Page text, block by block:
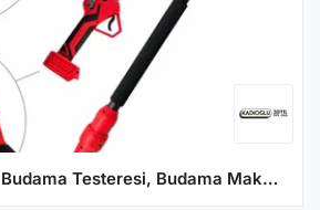
Dakkin DLJ Şarjlı Budama Testeresi, Budama Makası ve Uzatma Kolu Tam Set